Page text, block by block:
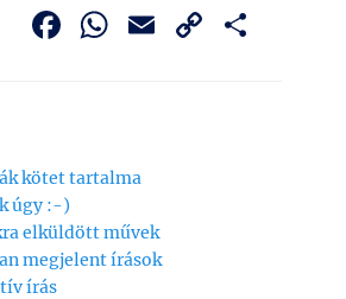
F
b
o
o
W
A
p
p
E
C
kötet tartalma
úgy :-)
elküldött művek
megjelent írások
írás